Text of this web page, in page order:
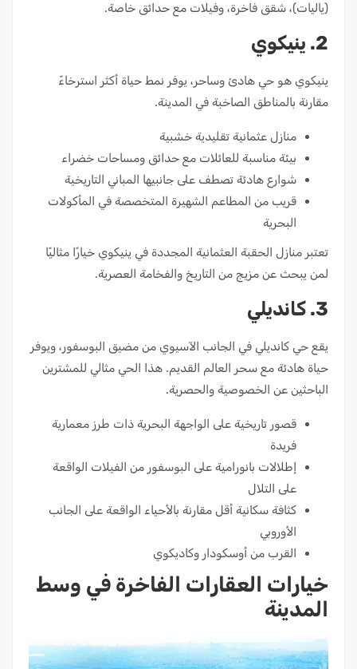
(ياليات)، شقق فاخرة، وفيلات مع حدائق خاصة.
2. ينيكوي
ينيكوي هو حي هادئ وساحر، يوفر نمط حياة أكثر استرخاءً
مقارنة بالمناطق الصاخبة في المدينة.
منازل عثمانية تقليدية خشبية
بيئة مناسبة للعائلات مع حدائق ومساحات خضراء
شوارع هادئة تصطف على جانبيها المباني التاريخية
قريب من المطاعم الشهيرة المتخصصة في المأكولات
البحرية
تعتبر منازل الحقبة العثمانية المجددة في ينيكوي خيارًا مثاليًا
لمن يبحث عن مزيج من التاريخ والفخامة العصرية.
3. كانديلي
يقع حي كانديلي في الجانب الآسيوي من مضيق البوسفور، ويوفر
حياة هادئة مع سحر العالم القديم. هذا الحي مثالي للمشترين
الباحثين عن الخصوصية والحصرية.
قصور تاريخية على الواجهة البحرية ذات طرز معمارية
فريدة
إطلالات بانورامية على البوسفور من الفيلات الواقعة
على التلال
كثافة سكانية أقل مقارنة بالأحياء الواقعة على الجانب
الأوروبي
القرب من أوسكودار وكاديكوي
خيارات العقارات الفاخرة في وسط
المدينة